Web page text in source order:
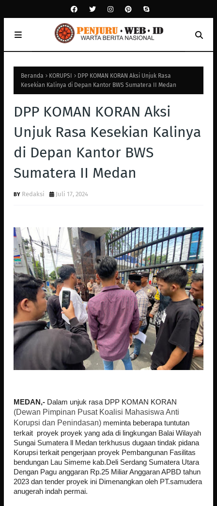
Beranda KORUPSI
DPP KOMAN KORAN Aksi Unjuk Rasa
Kesekian Kalinya di Depan Kantor BWS Sumatera II Medan
DPP KOMAN KORAN Aksi
Unjuk Rasa Kesekian Kalinya
di Depan Kantor BWS
Sumatera II Medan
Redaksi Juli 17, 2024
MEDAN,- Dalam unjuk rasa DPP KOMAN KORAN
(Dewan Pimpinan Pusat Koalisi Mahasiswa Anti
Korupsi dan Penindasan) meminta beberapa tuntutan
terkait proyek proyek yang ada di lingkungan Balai Wilayah
Sungai Sumatera ll Medan terkhusus dugaan tindak pidana
Korupsi terkait pengerjaan proyek Pembangunan Fasilitas
bendungan Lau Simeme kab.Deli Serdang Sumatera Utara
Dengan Pagu anggaran Rp.25 Miliar Anggaran APBD tahun
2023 dan tender proyek ini Dimenangkan oleh PT.samudera
anugerah indah permai.